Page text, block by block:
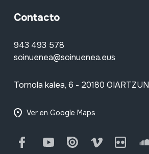
Contacto
943 493 578
soinuenea@soinuenea.eus
Tornola kalea, 6 - 20180 OIARTZUN
Ver en Google Maps
FacebookYoutube Issuu Vimeo Flickr